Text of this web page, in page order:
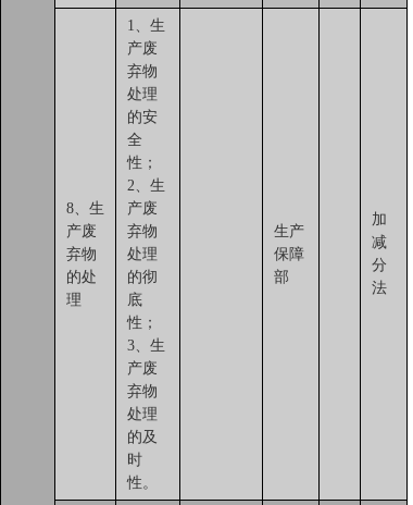
8、生
产废
弃物
的处
理
1、生
产废
弃物
处理
的安
全
性；
2、生
产废
弃物
处理
的彻
底
性；
3、生
产废
弃物
处理
的及
时
性。
生产
保障
部
加
减
分
法